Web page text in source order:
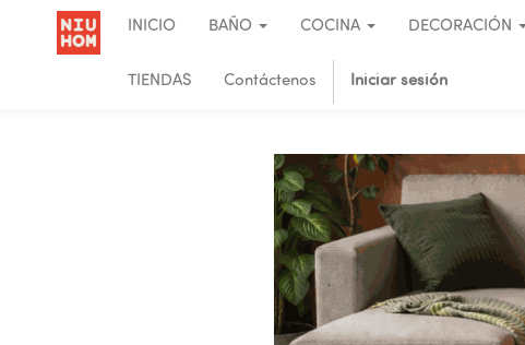
INICIO BAÑO COCINA DECORACIÓN
TIENDAS Contáctenos Iniciar sesión
.